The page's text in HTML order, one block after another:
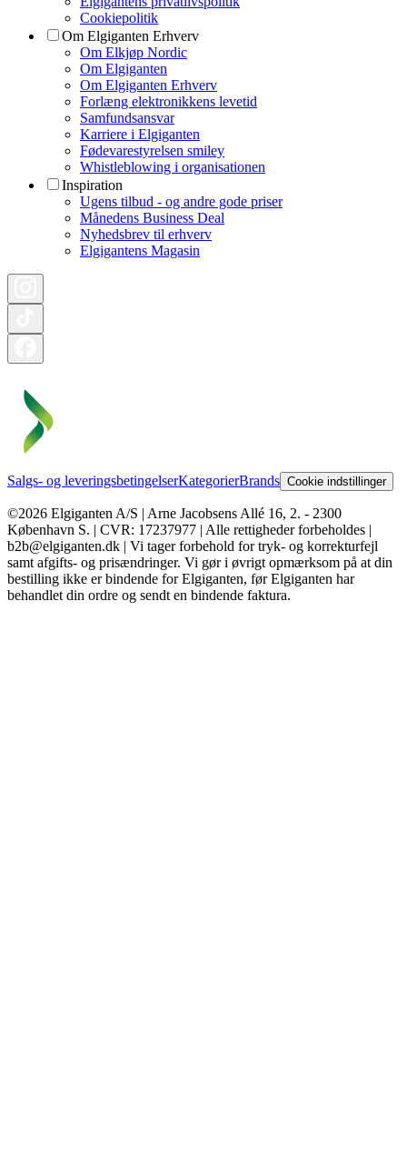
Cookiepolitik
Om Elgiganten Erhverv
Om Elkjøp Nordic
Om Elgiganten
Om Elgiganten Erhverv
Forlæng elektronikkens levetid
Samfundsansvar
Karriere i Elgiganten
Fødevarestyrelsen smiley
Whistleblowing i organisationen
Inspiration
Ugens tilbud - og andre gode priser
Månedens Business Deal
Nyhedsbrev til erhverv
Elgigantens Magasin
Salgs- og leveringsbetingelserKategorierBrands Cookie indstillinger
©2026 Elgiganten A/S | Arne Jacobsens Allé 16, 2. - 2300
København S. | CVR: 17237977 | Alle rettigheder forbeholdes |
b2b@elgiganten.dk | Vi tager forbehold for tryk- og korrekturfejl
samt afgifts- og prisændringer. Vi gør i øvrigt opmærksom på at din
bestilling ikke er bindende for Elgiganten, før Elgiganten har
behandlet din ordre og sendt en bindende faktura.